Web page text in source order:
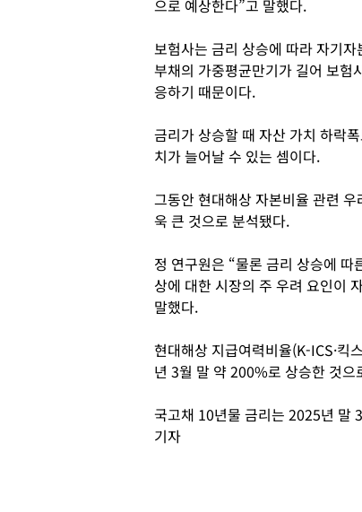
으로 예상한다”고 말했다.
보험사는 금리 상승에 따라 자기
부채의 가중평균만기가 길어 보험
응하기 때문이다.
금리가 상승할 때 자산 가치 하락
치가 늘어날 수 있는 셈이다.
그동안 현대해상 자본비율 관련
욱 큰 것으로 분석됐다.
정 연구원은 “물론 금리 상승에
상에 대한 시장의 주 우려 요인이
말했다.
현대해상 지급여력비율(K-ICS·
년 3월 말 약 200%로 상승한 것으
국고채 10년물 금리는 2025년 말
기자